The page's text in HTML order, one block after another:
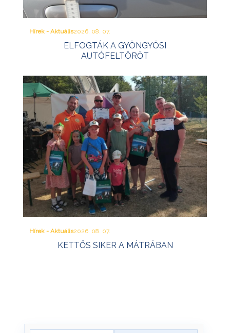
Hírek - Aktuális2026. 08. 07.
ELFOGTÁK A GYÖNGYÖSI
AUTÓFELTÖRŐT
Hírek - Aktuális2026. 08. 07.
KETTŐS SIKER A MÁTRÁBAN